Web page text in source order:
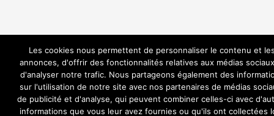
Les cookies nous permettent de personnaliser le contenu et
annonces, d'offrir des fonctionnalités relatives aux médias
d'analyser notre trafic. Nous partageons également des
sur l'utilisation de notre site avec nos partenaires de médias
de publicité et d'analyse, qui peuvent combiner celles-ci avec
informations que vous leur avez fournies ou qu'ils ont collectées